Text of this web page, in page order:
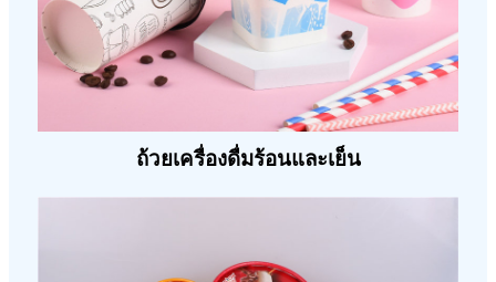
ถ้วยเครื่องดื่มร้อนและเย็น